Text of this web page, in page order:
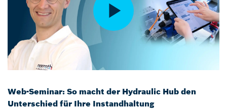
Web-Seminar: So macht der Hydraulic Hub den
Unterschied für Ihre Instandhaltung